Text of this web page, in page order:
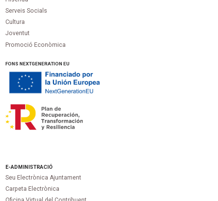
Serveis Socials
Cultura
Joventut
Promoció Econòmica
FONS NEXTGENERATION EU
E-ADMINISTRACIÓ
Seu Electrònica Ajuntament
Carpeta Electrònica